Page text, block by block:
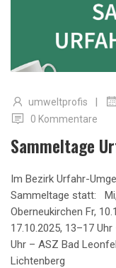
umweltprofis |
0 Kommentare
Sammeltage
Im Bezirk Urfahr-
Sammeltage statt:
Oberneukirchen Fr,
17.10.2025, 13–17
Uhr – ASZ Bad
Lichtenberg